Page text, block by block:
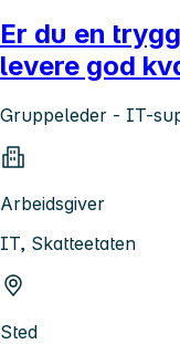
Er du en
levere god
Gruppeleder - IT-
Arbeidsgiver
IT, Skatteetaten
Sted